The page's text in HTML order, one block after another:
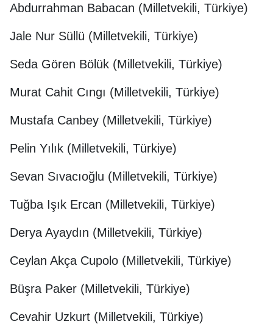
Abdurrahman Babacan (Milletvekili, Türkiye)
Jale Nur Süllü (Milletvekili, Türkiye)
Seda Gören Bölük (Milletvekili, Türkiye)
Murat Cahit Cıngı (Milletvekili, Türkiye)
Mustafa Canbey (Milletvekili, Türkiye)
Pelin Yılık (Milletvekili, Türkiye)
Sevan Sıvacıoğlu (Milletvekili, Türkiye)
Tuğba Işık Ercan (Milletvekili, Türkiye)
Derya Ayaydın (Milletvekili, Türkiye)
Ceylan Akça Cupolo (Milletvekili, Türkiye)
Büşra Paker (Milletvekili, Türkiye)
Cevahir Uzkurt (Milletvekili, Türkiye)